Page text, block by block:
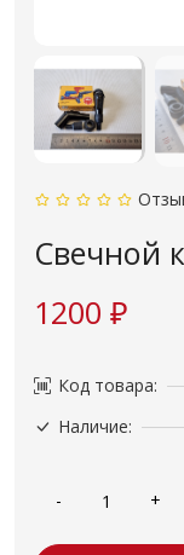
Свечной
1200 ₽
Код товара:
Наличие: